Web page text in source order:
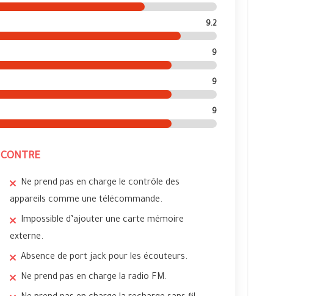
9.2
9
9
9
CONTRE
Ne prend pas en charge le contrôle des
appareils comme une télécommande.
Impossible d’ajouter une carte mémoire
externe.
Absence de port jack pour les écouteurs.
Ne prend pas en charge la radio FM.